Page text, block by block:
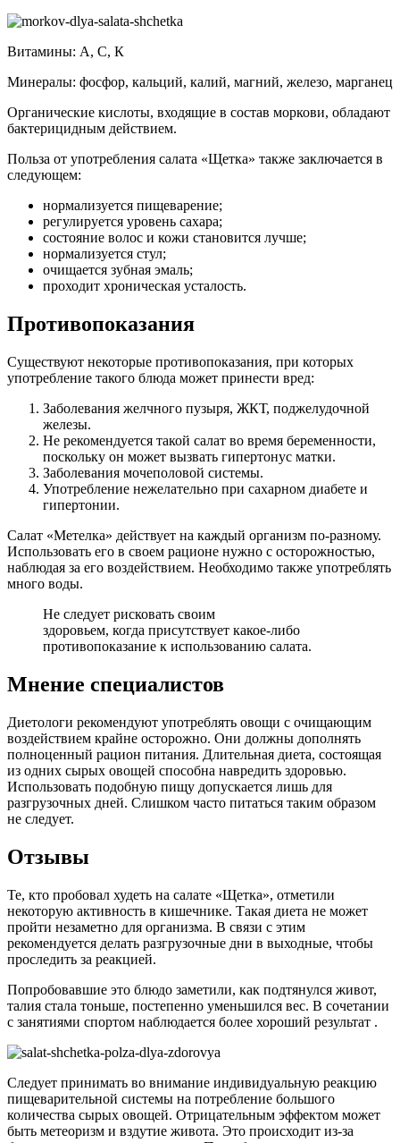
Витамины: А, С, К
Минералы: фосфор, кальций, калий, магний, железо, марганец
Органические кислоты, входящие в состав моркови, обладают
бактерицидным действием.
Польза от употребления салата «Щетка» также заключается в
следующем:
нормализуется пищеварение;
регулируется уровень сахара;
состояние волос и кожи становится лучше;
нормализуется стул;
очищается зубная эмаль;
проходит хроническая усталость.
Противопоказания
Существуют некоторые противопоказания, при которых
употребление такого блюда может принести вред:
Заболевания желчного пузыря, ЖКТ, поджелудочной
железы.
Не рекомендуется такой салат во время беременности,
поскольку он может вызвать гипертонус матки.
Заболевания мочеполовой системы.
Употребление нежелательно при сахарном диабете и
гипертонии.
Салат «Метелка» действует на каждый организм по-разному.
Использовать его в своем рационе нужно с осторожностью,
наблюдая за его воздействием. Необходимо также употреблять
много воды.
Не следует рисковать своим
здоровьем, когда присутствует какое-либо
противопоказание к использованию салата.
Мнение специалистов
Диетологи рекомендуют употреблять овощи с очищающим
воздействием крайне осторожно. Они должны дополнять
полноценный рацион питания. Длительная диета, состоящая
из одних сырых овощей способна навредить здоровью.
Использовать подобную пищу допускается лишь для
разгрузочных дней. Слишком часто питаться таким образом
не следует.
Отзывы
Те, кто пробовал худеть на салате «Щетка», отметили
некоторую активность в кишечнике. Такая диета не может
пройти незаметно для организма. В связи с этим
рекомендуется делать разгрузочные дни в выходные, чтобы
проследить за реакцией.
Попробовавшие это блюдо заметили, как подтянулся живот,
талия стала тоньше, постепенно уменьшился вес. В сочетании
с занятиями спортом наблюдается более хороший результат .
Следует принимать во внимание индивидуальную реакцию
пищеварительной системы на потребление большого
количества сырых овощей. Отрицательным эффектом может
быть метеоризм и вздутие живота. Это происходит из-за